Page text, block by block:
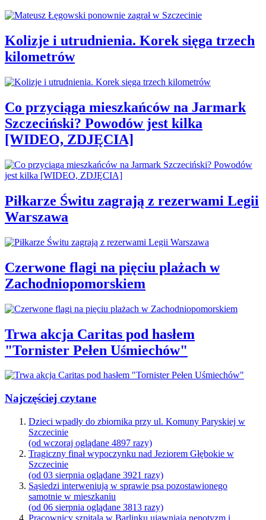
Kolizje i utrudnienia. Korek sięga trzech
kilometrów
Co przyciąga mieszkańców na Jarmark
Szczeciński? Powodów jest kilka
[WIDEO, ZDJĘCIA]
Piłkarze Świtu zagrają z rezerwami Legii
Warszawa
Czerwone flagi na pięciu plażach w
Zachodniopomorskiem
Trwa akcja Caritas pod hasłem
"Tornister Pełen Uśmiechów"
Najczęściej czytane
Dzieci wpadły do zbiornika przy ul. Komuny Paryskiej w
Szczecinie
(od wczoraj oglądane 4897 razy)
Tragiczny finał wypoczynku nad Jeziorem Głębokie w
Szczecinie
(od 03 sierpnia oglądane 3921 razy)
Sąsiedzi interweniują w sprawie psa pozostawionego
samotnie w mieszkaniu
(od 06 sierpnia oglądane 3813 razy)
Pracownicy szpitala w Barlinku ujawniają nepotyzm i